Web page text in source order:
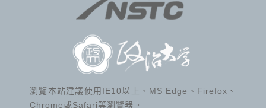
瀏覽本站建議使用IE10以上、MS Edge、Firefox、
Chrome或Safari等瀏覽器。